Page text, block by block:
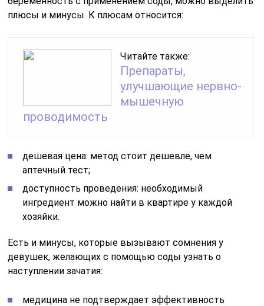
плюсы и минусы. К плюсам относится:
Читайте также:
Препараты,
улучшающие нервно-
мышечную
проводимость
дешевая цена: метод стоит дешевле, чем
аптечный тест;
доступность проведения: необходимый
ингредиент можно найти в квартире у каждой
хозяйки.
Есть и минусы, которые вызывают сомнения у
девушек, желающих с помощью соды узнать о
наступлении зачатия:
медицина не подтверждает эффективность